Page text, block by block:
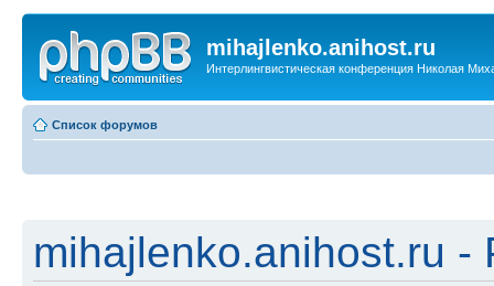
mihajlenko.anihost.ru
Интерлингвистическая конференция Николая
Список форумов
mihajlenko.anihost.ru -